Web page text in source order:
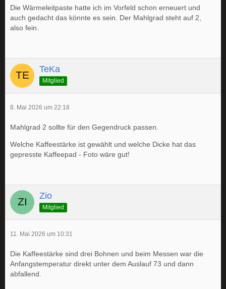
Die Wärmeleitpaste hatte ich im Vorfeld schon erneuert und
auch gedacht das könnte es sein. Der Mahlgrad steht auf 2,
also fein.
TeKa
Mitglied
8. Mai 2026 um 22:18
Mahlgrad 2 sollte für den Gegendruck passen.
Welche Kaffeestärke ist gewählt und welche Dicke hat das
gepresste Kaffeepad - Foto wäre gut!
Zio
Mitglied
11. Mai 2026 um 10:31
Die Kaffeestärke sind drei Bohnen und beim Messen war die
Anfangstemperatur direkt unter dem Auslauf 73 und dann
abfallend.